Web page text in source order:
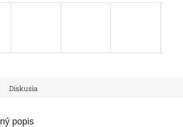
Diskusia
popis